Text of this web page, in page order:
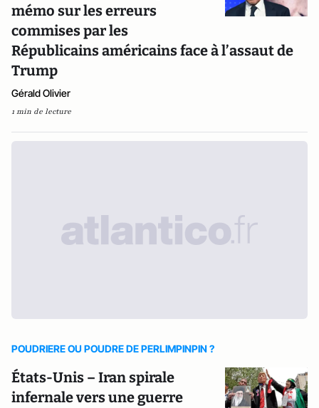
mémo sur les erreurs
commises par les
Républicains américains face à l’assaut de
Trump
Gérald Olivier
1 min de lecture
POUDRIERE OU POUDRE DE PERLIMPINPIN ?
États-Unis – Iran spirale
infernale vers une guerre